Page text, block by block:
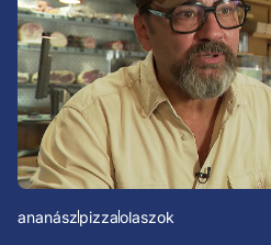
ananászpizzaolaszok